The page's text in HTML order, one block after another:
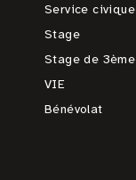
Service civique
Stage
Stage de 3ème
VIE
Bénévolat